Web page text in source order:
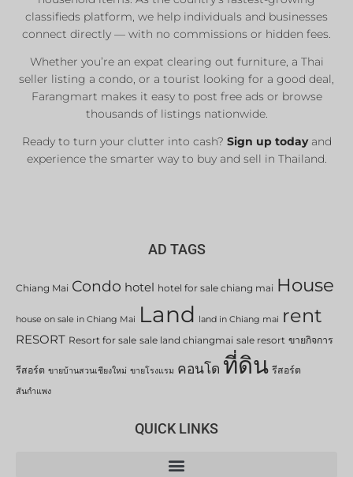
classifieds platform, we help individuals and businesses
connect directly — with no commissions or hidden fees.
Whether you’re an expat clearing out furniture, a Thai
seller listing a condo, or a tourist looking for a good deal,
Farangmart makes it easy to post free ads or browse
thousands of listings nationwide.
Ready to turn your clutter into cash? Sign up todayand
experience the smarter way to buy and sell in Thailand.
AD TAGS
Chiang Mai Condo hotel hotel for sale chiang mai House
house on sale in Chiang Mai Land land in Chiang mai rent
RESORT Resort for sale sale land chiangmai sale resort ขายกิจการ
รีสอร์ต ขายบ้านสวนเชียงใหม่ ขายโรงแรม คอนโด ที่ดิน รีสอร์ต
สันกำแพง
QUICK LINKS